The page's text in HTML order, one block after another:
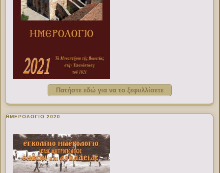
Πατήστε εδώ για να το ξεφυλλίσετε
ΗΜΕΡΟΛΟΓΙΟ 2020